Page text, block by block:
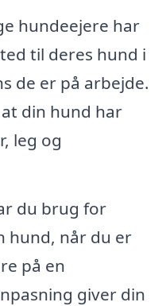
hundeejere har
til deres hund i
de er på arbejde.
din hund har
leg og
du brug for
hund, når du er
på en
giver din